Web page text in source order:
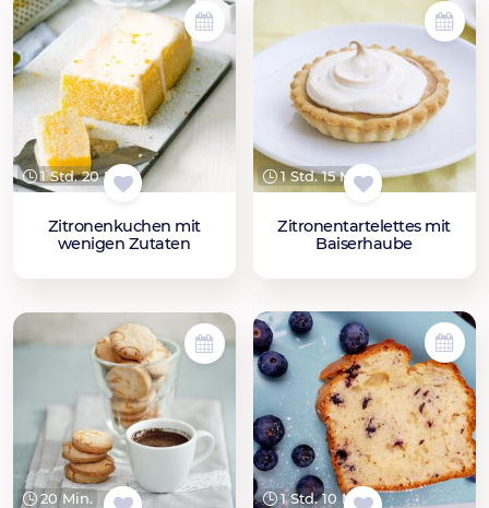
1 Std. 20 Min.
Zitronenkuchen mit
wenigen Zutaten
1 Std. 15 Min.
Zitronentartelettes mit
Baiserhaube
20 Min. 1 Std. 10 Min.